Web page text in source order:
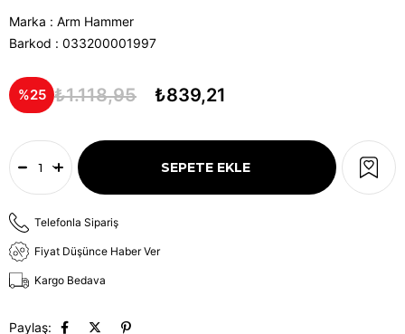
Marka : Arm Hammer
Barkod : 033200001997
25 ₺1.118,95 ₺839,21
Telefonla Sipariş
Fiyat Düşünce Haber Ver
Kargo Bedava
Paylaş: